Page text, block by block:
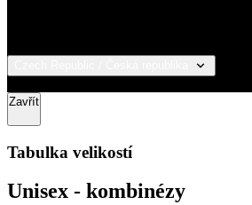
Zavřít
Tabulka velikostí
Unisex - kombinézy